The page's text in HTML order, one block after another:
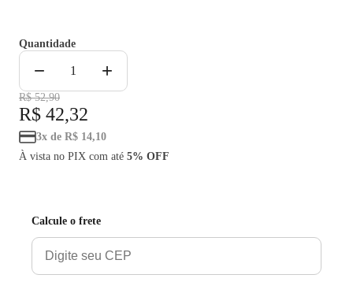
Quantidade
− 1 +
R$ 52,90
R$ 42,32
3x de R$ 14,10
À vista no PIX com até 5% OFF
Calcule o frete